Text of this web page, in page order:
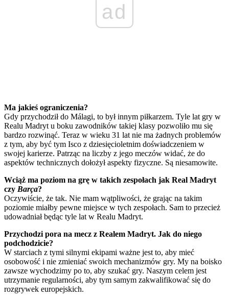
ad
Ma jakieś ograniczenia?
Gdy przychodził do Málagi, to był innym piłkarzem. Tyle lat gry w
Realu Madryt u boku zawodników takiej klasy pozwoliło mu się
bardzo rozwinąć. Teraz w wieku 31 lat nie ma żadnych problemów
z tym, aby być tym Isco z dziesięcioletnim doświadczeniem w
swojej karierze. Patrząc na liczby z jego meczów widać, że do
aspektów technicznych dołożył aspekty fizyczne. Są niesamowite.
Wciąż ma poziom na grę w takich zespołach jak Real Madryt
czy Barça?
Oczywiście, że tak. Nie mam wątpliwości, że grając na takim
poziomie miałby pewne miejsce w tych zespołach. Sam to przecież
udowadniał będąc tyle lat w Realu Madryt.
Przychodzi pora na mecz z Realem Madryt. Jak do niego
podchodzicie?
W starciach z tymi silnymi ekipami ważne jest to, aby mieć
osobowość i nie zmieniać swoich mechanizmów gry. My na boisko
zawsze wychodzimy po to, aby szukać gry. Naszym celem jest
utrzymanie regularności, aby tym samym zakwalifikować się do
rozgrywek europejskich.